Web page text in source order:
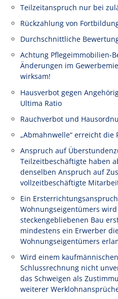
Teilzeitanspruch nur bei
Rückzahlung von
Durchschnittliche
Achtung Pflegeimmobilien-
Änderungen im
wirksam!
Hausverbot gegen
Ultima Ratio
Rauchverbot und
„Abmahnwelle“ erreicht die
Anspruch auf
Teilzeitbeschäftigte haben
denselben Anspruch auf
vollzeitbeschäftigte
Ein
Wohnungseigentümers
steckengebliebenen Bau
mindestens ein Erwerber
Wohnungseigentümers
Wird einem
Schlussrechnung nicht
das Schweigen als
weiterer